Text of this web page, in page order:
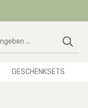
GESCHENKSETS